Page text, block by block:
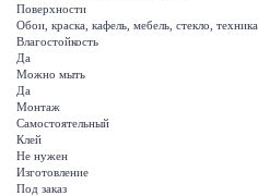
Поверхности
Обои, краска, кафель, мебель, стекло, техника
Влагостойкость
Да
Можно мыть
Да
Монтаж
Самостоятельный
Клей
Не нужен
Изготовление
Под заказ